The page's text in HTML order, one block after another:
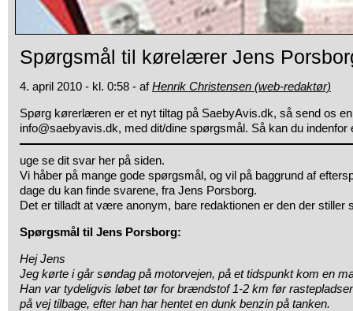
Spørgsmål til kørelærer Jens
4. april 2010 - kl. 0:58 - afHenrik Christensen (web-redaktør)
Spørg kørerlæren er et nyt tiltag på SaebyAvis.dk, så send os
info@saebyavis.dk, med dit/dine spørgsmål. Så kan du indenfor
uge se dit svar her på siden.
Vi håber på mange gode spørgsmål, og vil på baggrund af
dage du kan finde svarene, fra Jens Porsborg.
Det er tilladt at være anonym, bare redaktionen er den der stiller
Spørgsmål til Jens Porsborg:
Hej Jens
Jeg kørte i går søndag på motorvejen, på et tidspunkt kom en
Han var tydeligvis løbet tør for brændstof 1-2 km før
på vej tilbage, efter han har hentet en dunk benzin på tanken.